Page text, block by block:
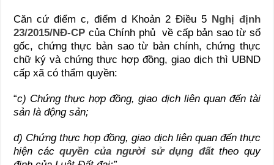
Căn cứ điểm c, điểm d Khoản 2 Điều 5 Nghị định
23/2015/NĐ-CP của Chính phủ về cấp bản sao từ sổ
gốc, chứng thực bản sao từ bản chính, chứng thực
chữ ký và chứng thực hợp đồng, giao dịch thì UBND
cấp xã có thẩm quyền:
“c) Chứng thực hợp đồng, giao dịch liên quan đến tài
sản là động sản;
d) Chứng thực hợp đồng, giao dịch liên quan đến thực
hiện cácquyền của người sử dụng đấttheo quy